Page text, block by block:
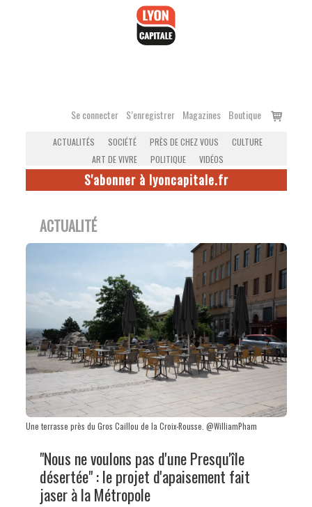
Se connecter S’enregistrer Magazines Boutique
Voir
ACTUALITÉS SOCIÉTÉ PRÈS DE CHEZ VOUS
CULTURE
ART DE VIVRE
POLITIQUE VIDÉOS
S'abonner à lyoncapitale.fr
ACTUALITÉ
Une terrasse près du Gros Caillou de la Croix-Rousse. @WilliamPham
"Nous ne voulons pas d'une Presqu'île
désertée" : le projet d'apaisement fait
jaser à la Métropole